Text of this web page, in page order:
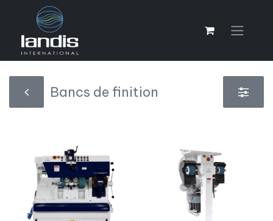
Bancs de finition